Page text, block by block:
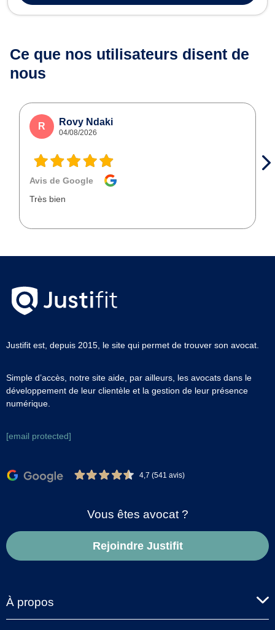
Ce que nos utilisateurs disent de
nous
R Rovy Ndaki
04/08/2026
Avis de Google
Très bien
Justifit est, depuis 2015, le site qui permet de trouver son avocat.
Simple d’accès, notre site aide, par ailleurs, les avocats dans le
développement de leur clientèle et la gestion de leur présence
numérique.
[email protected]
4,7 (541 avis)
Vous êtes avocat ?
Rejoindre Justifit
À propos